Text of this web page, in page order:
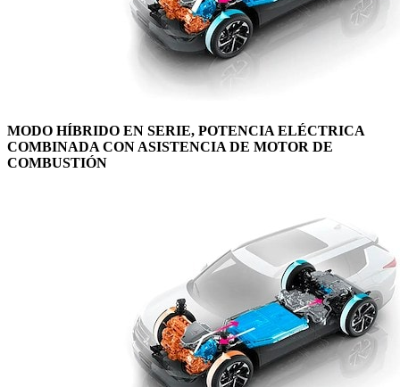
MODO HÍBRIDO EN SERIE, POTENCIA ELÉCTRICA
COMBINADA CON ASISTENCIA DE MOTOR DE
COMBUSTIÓN